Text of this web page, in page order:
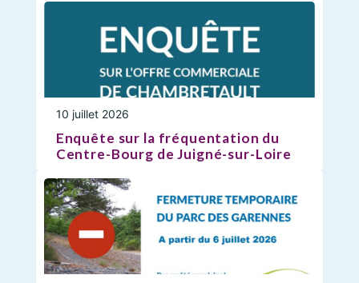
10 juillet 2026
Enquête sur la fréquentation du
Centre-Bourg de Juigné-sur-Loire